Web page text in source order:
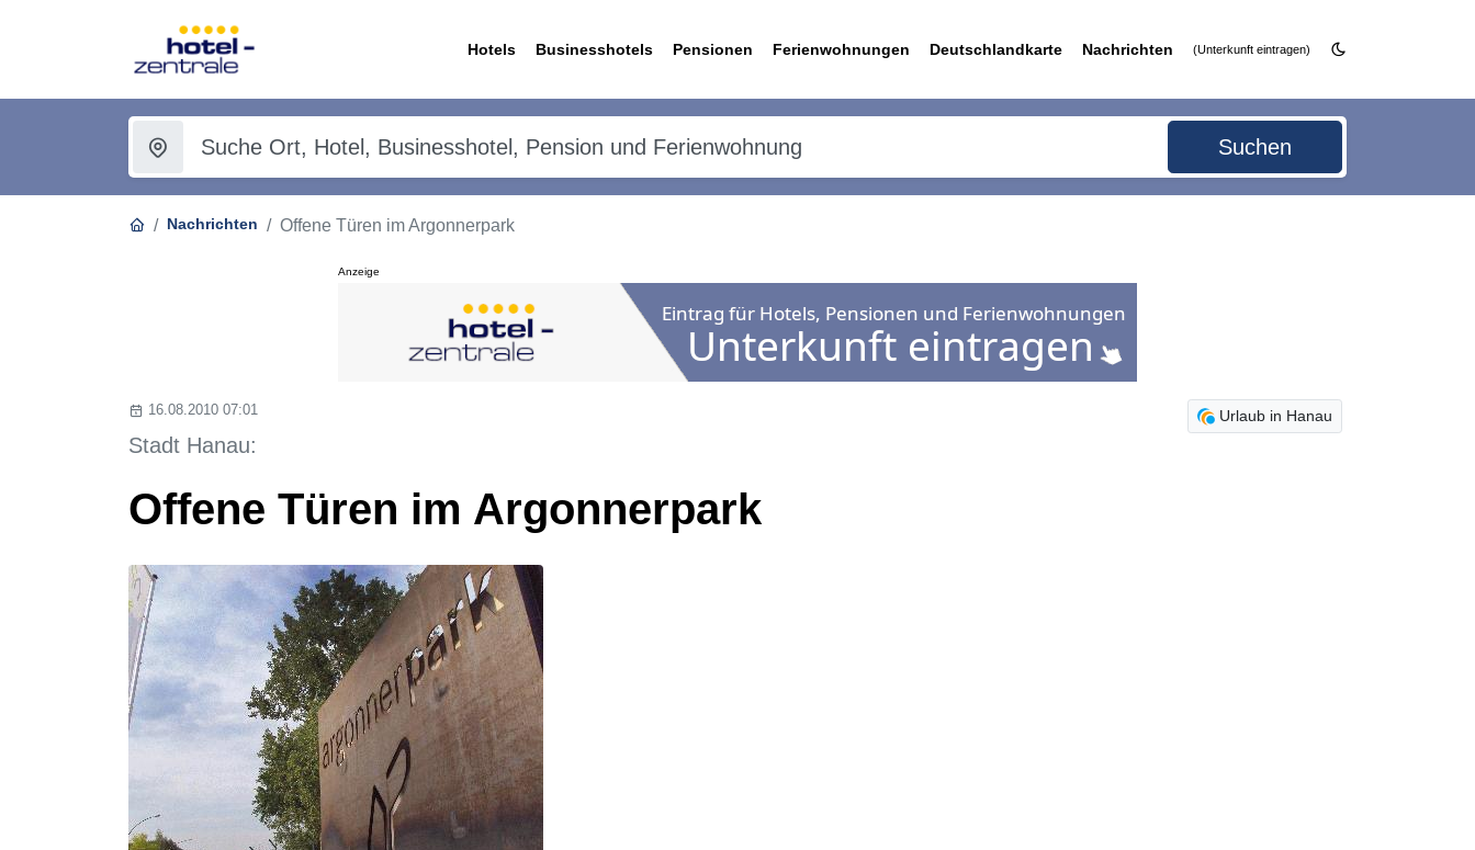
Hotels Businesshotels Pensionen Ferienwohnungen Deutschlandkarte Nachrichten (Unterkunft eintragen)
Suchen
Nachrichten Offene Türen im Argonnerpark
Anzeige
Urlaub in Hanau
16.08.2010 07:01
Stadt Hanau:
Offene Türen im Argonnerpark